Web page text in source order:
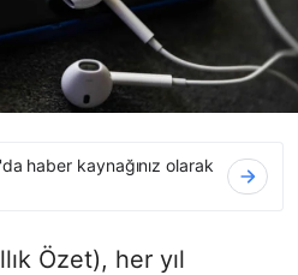
haber kaynağınız olarak
Özet), her yıl